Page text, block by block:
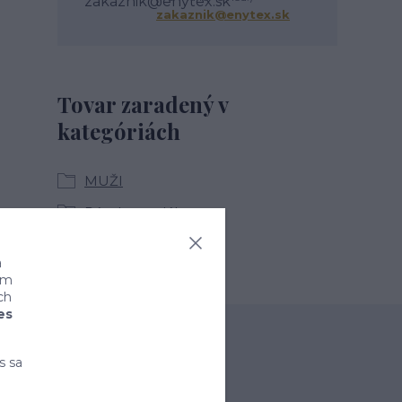
Tovar zaradený v
kategóriách
MUŽI
Pánske tepláky
zakaznik@enytex.sk
sa